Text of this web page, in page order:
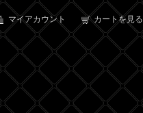
マイアカウント カートを見る